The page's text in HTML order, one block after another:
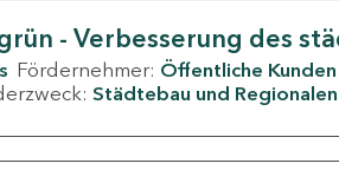
- Verbesserung des
Fördernehmer: Öffentliche Kunden
Städtebau und